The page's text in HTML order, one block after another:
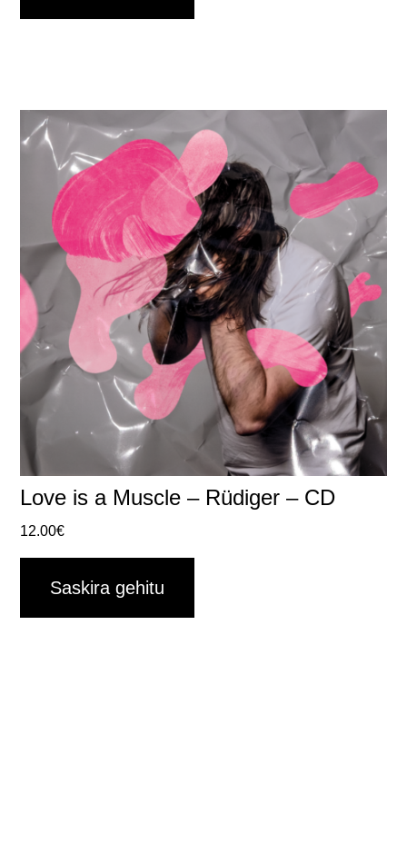
Love is a Muscle – Rüdiger – CD
12.00€
Saskira gehitu